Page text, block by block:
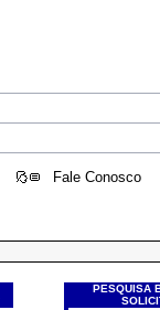
Fale Conosco
PESQUISA